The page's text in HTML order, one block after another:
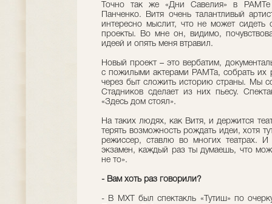
Точно так же «Дни Савелия» в
Панченко. Витя очень талантливый
интересно мыслит, что не может сидеть
проекты. Во мне он, видимо,
идеей и опять меня втравил.
Новый проект – это вербатим,
с пожилыми актерами РАМТа, собрать их
через быт сложить историю страны. Мы
Стадников сделает из них пьесу.
«Здесь дом стоял».
На таких людях, как Витя, и держится
терять возможность рождать идеи, хотя
режиссер, ставлю во многих театрах.
экзамен, каждый раз ты думаешь, что
не то».
- Вам хоть раз говорили?
- В МХТ был спектакль «Тутиш» по